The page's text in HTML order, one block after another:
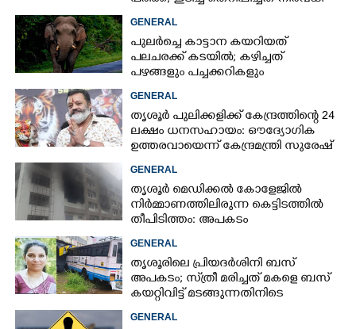
വാഹനങ്ങളെ
GENERAL
പുലർച്ചെ കാട്ടാന കയറിയത്
പലചരക്ക് കടയിൽ; കഴിച്ചത്
പഴങ്ങളും പച്ചക്കറികളും
GENERAL
തൃശൂർ പുലിക്കളിക്ക് കേന്ദ്രത്തിന്റെ 24
ലക്ഷം ധനസഹായം: ഔദ്യോഗിക
ഉത്തരവായെന്ന് കേന്ദ്രമന്ത്രി സുരേഷ്
ഗോപി
GENERAL
തൃശൂർ മെഡിക്കൽ കോളേജിൽ
നിർമ്മാണത്തിലിരുന്ന കെട്ടിടത്തിൽ
തീപിടിത്തം: അപകടം
മൂന്നാംനിലയിൽ
GENERAL
തൃശൂരിലെ പ്രിയദർശിനി ബസ്
അപകടം; സ്‌ത്രീ മരിച്ചത് മകളെ ബസ്
കയറ്റിവിട്ട് മടങ്ങുന്നതിനിടെ
GENERAL